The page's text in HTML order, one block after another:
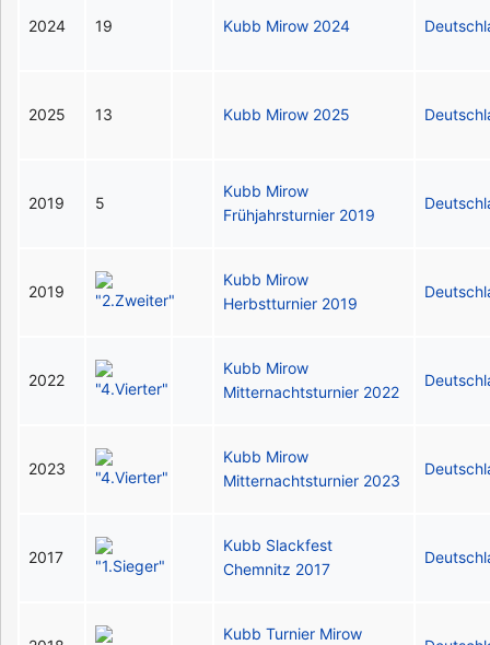
2024 19 Kubb Mirow 2024
2025 13 Kubb Mirow 2025
2019 5
Kubb Mirow
Frühjahrsturnier 2019
2019
Kubb Mirow
Herbstturnier 2019
2022
Kubb Mirow
Mitternachtsturnier 2022
2023
Kubb Mirow
Mitternachtsturnier 2023
2017
Kubb Slackfest
Chemnitz 2017
Kubb Turnier Mirow